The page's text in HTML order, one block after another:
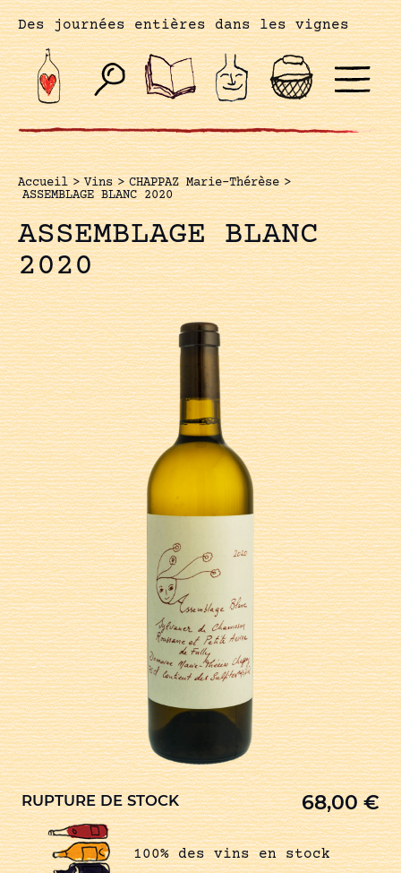
Des journées entières dans les vignes
Accueil > Vins > CHAPPAZ Marie-Thérèse >
ASSEMBLAGE BLANC 2020
ASSEMBLAGE BLANC
2020
RUPTURE DE STOCK 68,00€
100% des vins en stock